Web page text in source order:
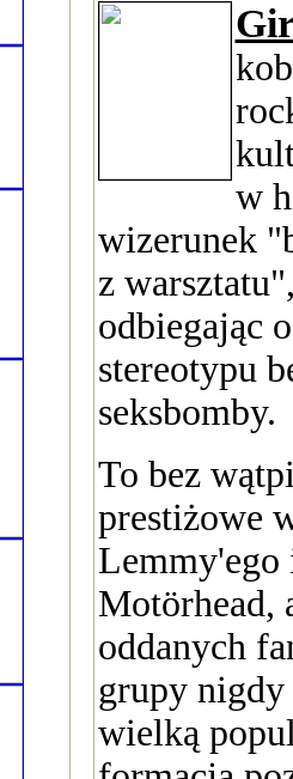
w
wizerunek
z
odbiegając
stereotypu
seksbomby.
To bez
prestiżowe
Lemmy'ego
Motörhead,
oddanych
grupy nigdy
wielką